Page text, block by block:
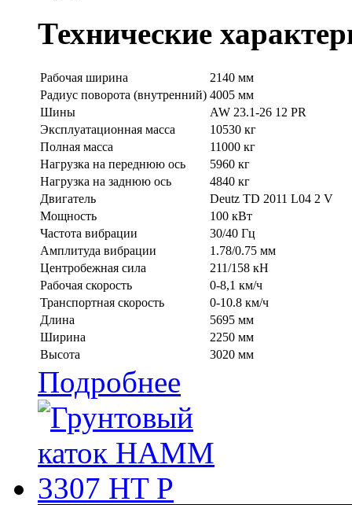
Технические
Рабочая ширина
2140 мм
Радиус поворота (внутренний) 4005 мм
Шины
AW 23.1-26 12 PR
Эксплуатационная масса
10530 кг
Полная масса
11000 кг
Нагрузка на переднюю ось
5960 кг
Нагрузка на заднюю ось
4840 кг
Двигатель
Deutz TD 2011 L04 2 V
Мощность
100 кВт
Частота вибрации
30/40 Гц
Амплитуда вибрации
1.78/0.75 мм
Центробежная сила
211/158 кН
Рабочая скорость
0-8,1 км/ч
Транспортная скорость
0-10.8 км/ч
Длина
5695 мм
Ширина
2250 мм
Высота
3020 мм
Подробнее